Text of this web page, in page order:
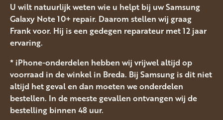
U wilt natuurlijk weten wie u helpt bij uw Samsung
Galaxy Note 10+ repair. Daarom stellen wij graag
Frank voor. Hij is een gedegen reparateur met 12 jaar
ervaring.
* iPhone-onderdelen hebben wij vrijwel altijd op
voorraad in de winkel in Breda. Bij Samsung is dit niet
altijd het geval en dan moeten we onderdelen
bestellen. In de meeste gevallen ontvangen wij de
bestelling binnen 48 uur.